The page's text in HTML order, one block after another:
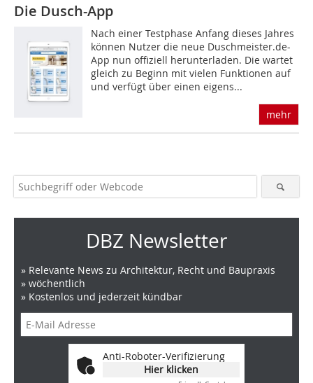
Die Dusch-App
Nach einer Testphase Anfang dieses Jahres
können Nutzer die neue Duschmeister.de-
App nun offiziell herunterladen. Die wartet
gleich zu Beginn mit vielen Funktionen auf
und verfügt über einen eigens...
mehr
DBZ Newsletter
» Relevante News zu Architektur, Recht und Baupraxis
» wöchentlich
» Kostenlos und jederzeit kündbar
Anti-Roboter-Verifizierung
Hier klicken